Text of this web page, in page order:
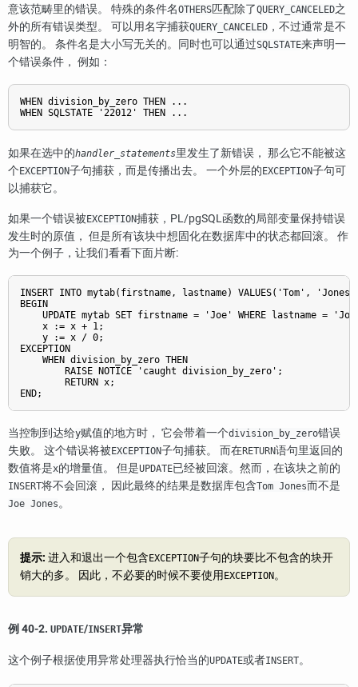
意该范畴里的错误。 特殊的条件名OTHERS匹配除了QUERY_CANCELED之
外的所有错误类型。 可以用名字捕获QUERY_CANCELED ，不过通常是不
明智的。 条件名是大小写无关的。同时也可以通过SQLSTATE来声明一
个错误条件， 例如：
WHEN division_by_zero THEN ...
WHEN SQLSTATE '22012' THEN ...
如果在选中的handler_statements里发生了新错误， 那么它不能被这
个EXCEPTION子句捕获，而是传播出去。 一个外层的EXCEPTION子句可
以捕获它。
如果一个错误被EXCEPTION捕获， PL/pgSQL函数的局部变量保持错误
发生时的原值， 但是所有该块中想固化在数据库中的状态都回滚。 作
为一个例子，让我们看看下面片断:
INSERT INTO mytab(firstname, lastname) VALUES('Tom',
BEGIN
UPDATE mytab SET firstname = 'Joe' WHERE lastname =
    x := x + 1;
    y := x / 0;
EXCEPTION
    WHEN division_by_zero THEN
        RAISE NOTICE 'caught division_by_zero';
        RETURN x;
END;
当控制到达给y赋值的地方时， 它会带着一个division_by_zero错误
失败。 这个错误将被 EXCEPTION子句捕获。 而在RETURN语句里返回的
数值将是x的增量值。 但是UPDATE已经被回滚。然而，在该块之前的
INSERT将不会回滚， 因此最终的结果是数据库包含Tom Jones而不是
Joe Jones。
提示: 进入和退出一个包含EXCEPTION子句的块要比不包含的块开
销大的多。 因此，不必要的时候不要使用 EXCEPTION。
例 40-2. UPDATE/INSERT异常
这个例子根据使用异常处理器执行恰当的UPDATE或者INSERT。